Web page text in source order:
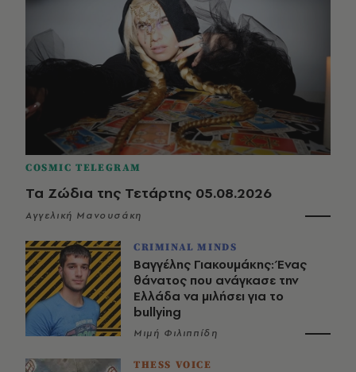
COSMIC TELEGRAM
Τα Ζώδια της Τετάρτης 05.08.2026
Αγγελική Μανουσάκη
CRIMINAL MINDS
Βαγγέλης Γιακουμάκης: Ένας
θάνατος που ανάγκασε την
Ελλάδα να μιλήσει για το
bullying
Μιμή Φιλιππίδη
THESS VOICE